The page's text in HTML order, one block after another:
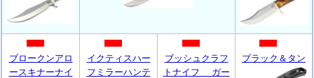
ブロークンアロ
ースキナーナイ
イクティスハー
フミラーハンテ
ブッシュクラフ
トナイフ ガー
ブラック＆タン